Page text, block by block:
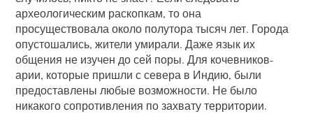
археологическим раскопкам, то она
просуществовала около полутора тысяч лет. Города
опустошались, жители умирали. Даже язык их
общения не изучен до сей поры. Для кочевников-
арии, которые пришли с севера в Индию, были
предоставлены любые возможности. Не было
никакого сопротивления по захвату территории.